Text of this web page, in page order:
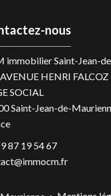
nous
immobilier Saint-Jean-
HENRI FALCOZ
SOCIAL
Saint-Jean-de-
87 19 54 67